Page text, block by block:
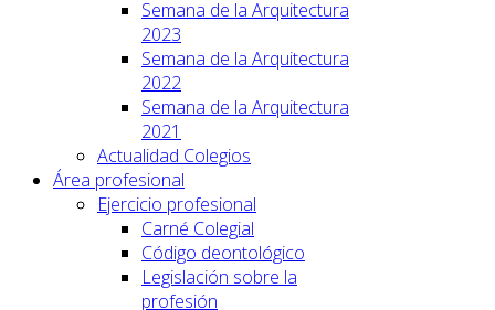
Semana de la Arquitectura
2023
Semana de la Arquitectura
2022
Semana de la Arquitectura
2021
Actualidad Colegios
Área profesional
Ejercicio profesional
Carné Colegial
Código deontológico
Legislación sobre la
profesión